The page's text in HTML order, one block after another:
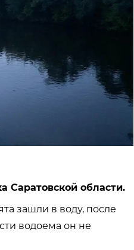
Саратовской области.
зашли в воду, после
водоема он не